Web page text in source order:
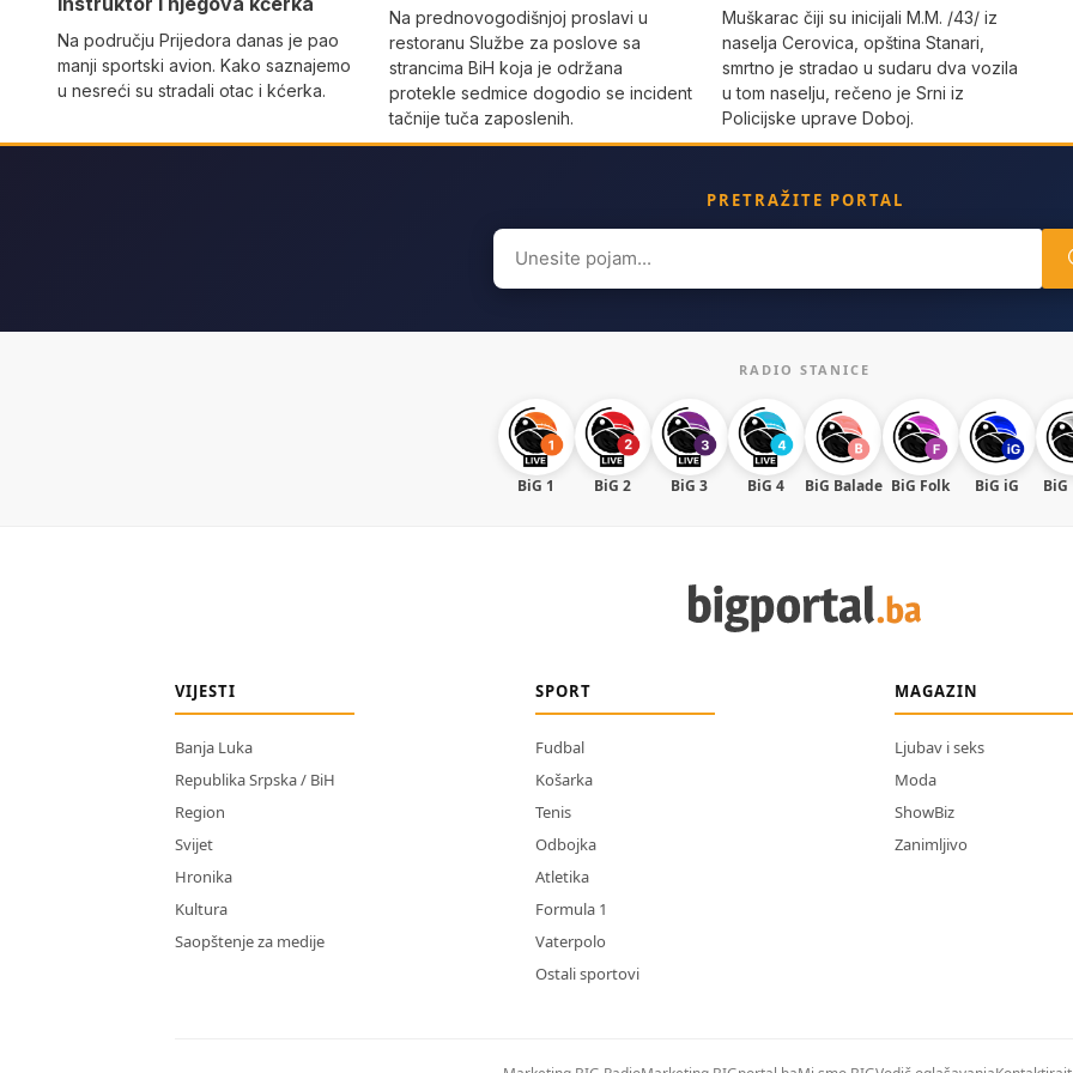
Na području Prijedora danas je pao
manji sportski avion. Kako saznajemo
u nesreći su stradali otac i kćerka.
Na prednovogodišnjoj proslavi u
restoranu Službe za poslove sa
strancima BiH koja je održana
protekle sedmice dogodio se incident
tačnije tuča zaposlenih.
Muškarac čiji su inicijali M.M. /43/ iz
naselja Cerovica, opština Stanari,
smrtno je stradao u sudaru dva vozila
u tom naselju, rečeno je Srni iz
Policijske uprave Doboj.
PRETRAŽITE PORTAL
Search
for:
RADIO STANICE
BiG 1 BiG 2 BiG 3 BiG 4 BiG Balade BiG Folk BiG iG BiG
VIJESTI
Banja Luka
Republika Srpska / BiH
Region
Svijet
Hronika
Kultura
Saopštenje za medije
SPORT
Fudbal
Košarka
Tenis
Odbojka
Atletika
Formula 1
Vaterpolo
Ostali sportovi
MAGAZIN
Ljubav i seks
Moda
ShowBiz
Zanimljivo